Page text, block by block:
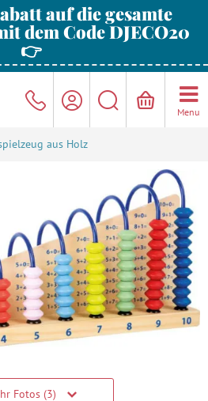
auf die gesamte
dem Code DJECO20
👉
Menu
aus Holz
Fotos (3)